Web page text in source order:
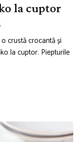
la cuptor
crustă crocantă și
la cuptor. Piepturile